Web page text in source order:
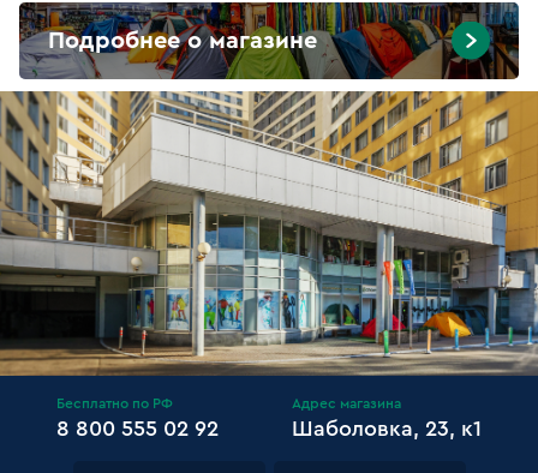
Подробнее о магазине
Бесплатно по РФ
8 800 555 02 92
Адрес магазина
Шаболовка, 23, к1